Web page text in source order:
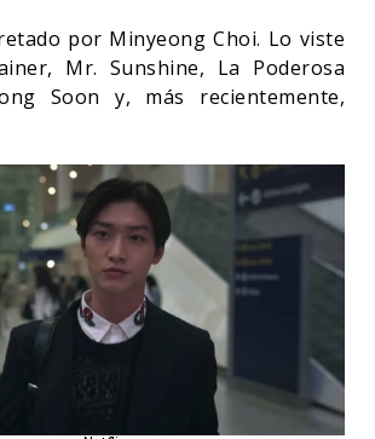
por Minyeong Choi. Lo viste
Mr. Sunshine, La Poderosa
Soon y, más recientemente,